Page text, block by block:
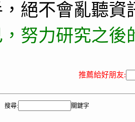
絕不會亂聽資
努力研究之後
推薦給好朋友:
搜尋: 關鍵字